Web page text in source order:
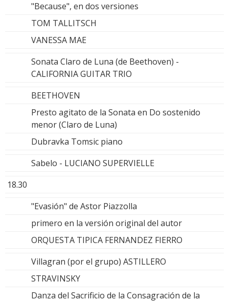
"Because", en dos versiones
TOM TALLITSCH
VANESSA MAE
Sonata Claro de Luna (de Beethoven) -
CALIFORNIA GUITAR TRIO
BEETHOVEN
Presto agitato de la Sonata en Do sostenido
menor (Claro de Luna)
Dubravka Tomsic piano
Sabelo - LUCIANO SUPERVIELLE
18.30
"Evasión" de Astor Piazzolla
primero en la versión original del autor
ORQUESTA TIPICA FERNANDEZ FIERRO
Villagran (por el grupo) ASTILLERO
STRAVINSKY
Danza del Sacrificio de la Consagración de la